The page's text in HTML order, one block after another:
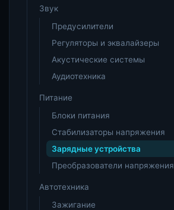
Звук
Предусилители
Регуляторы и эквалайзеры
Акустические системы
Аудиотехника
Питание
Блоки питания
Стабилизаторы напряжения
Зарядные устройства
Преобразователи напряжения
Автотехника
Зажигание